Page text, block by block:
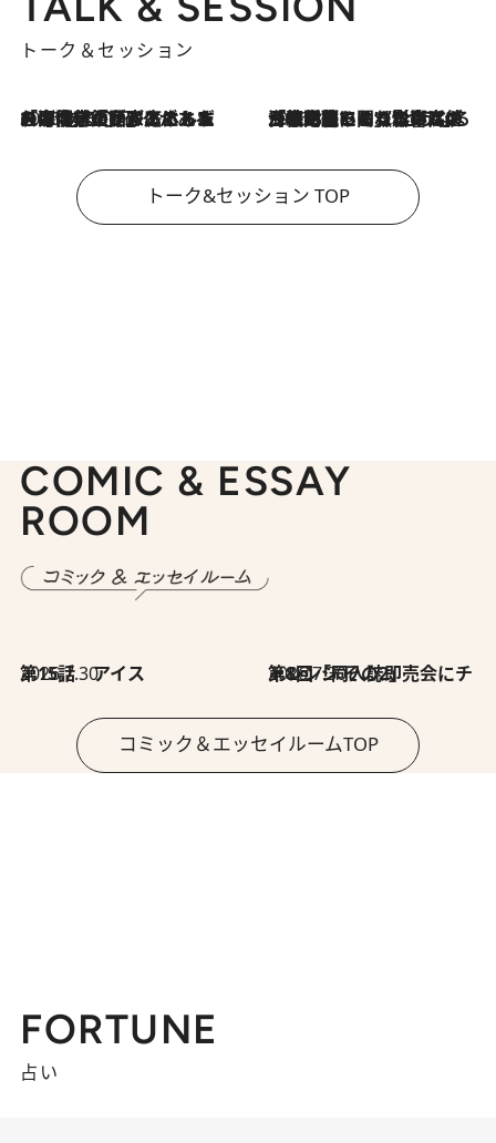
トーク＆セッション
2026.8.3
「今後値上げがあるとすれば…」「リスクがあるのは今年の冬」エネルギー専門家が語る、ホルムズ海峡封鎖が家庭にもたらす“ある心配” 2026.8.3
「住宅建てられない…」「サーチャージ料の高値が続いている」ホルムズ海峡封鎖による影響はいつまで続く？《エネルギー専門家に聞く“どうなる日本の暮らし”》
トーク&セッション TOP
COMIC & ESSAY
ROOM
2026.7.30
第15話 アイス 2026.7.30
第8回「同人誌即売会にチャレンジ その2」
コミック＆エッセイルームTOP
FORTUNE
占い